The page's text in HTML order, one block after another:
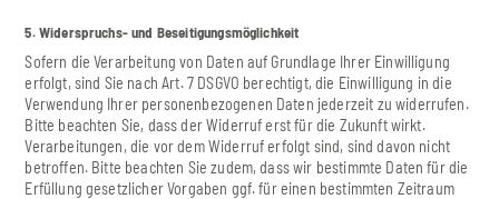
5. Widerspruchs- und Beseitigungsmöglichkeit
Sofern die Verarbeitung von Daten auf Grundlage Ihrer Einwilligung
erfolgt, sind Sie nach Art. 7 DSGVO berechtigt, die Einwilligung in die
Verwendung Ihrer personenbezogenen Daten jederzeit zu widerrufen.
Bitte beachten Sie, dass der Widerruf erst für die Zukunft wirkt.
Verarbeitungen, die vor dem Widerruf erfolgt sind, sind davon nicht
betroffen. Bitte beachten Sie zudem, dass wir bestimmte Daten für die
Erfüllung gesetzlicher Vorgaben ggf. für einen bestimmten Zeitraum